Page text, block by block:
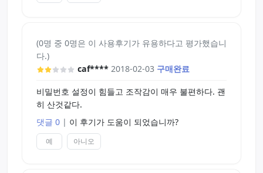
(0명 중 0명은 이 사용후기가 유용하다고 평가했습니
다.)
caf**** 2018-02-03 구매완료
비밀번호 설정이 힘들고 조작감이 매우 불편하다. 괜
히 산것같다.
댓글 0 | 이 후기가 도움이 되었습니까?
예 아니오